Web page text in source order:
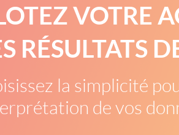
VOTRE
RÉSULTATS
la simplicité
de vos